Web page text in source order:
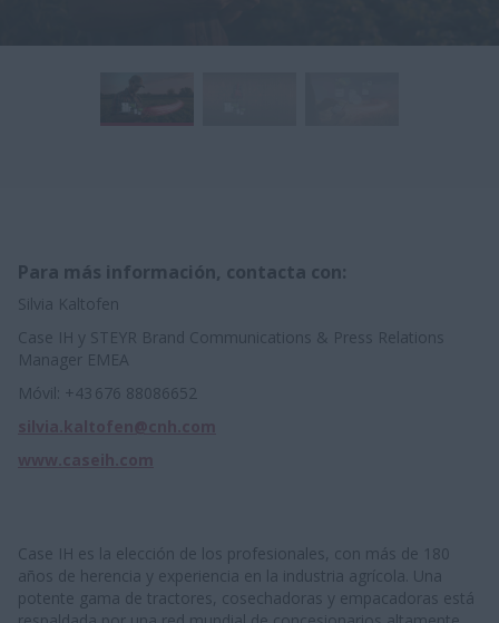
Para más información, contacta con:
Silvia Kaltofen
Case IH y STEYR Brand Communications & Press Relations
Manager EMEA
Móvil: +43 676 88086652
Case IH es la elección de los profesionales, con más de 180
años de herencia y experiencia en la industria agrícola. Una
potente gama de tractores, cosechadoras y empacadoras está